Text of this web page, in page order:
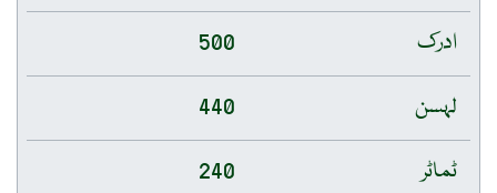
ادرک
500
لہسن
440
ٹماٹر
240